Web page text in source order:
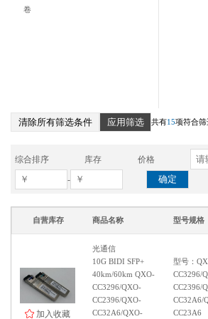
卷
清除所有筛选条件 应用筛选 共有15项符合
综合排序 库存 价格
- 确定
自营库存 商品名称 型号规格
加入收藏
光通信
10G BIDI SFP+
40km/60km QXO-
CC3296/QXO-
CC2396/QXO-
CC32A6/QXO-
型号：
CC3296/
CC2396/
CC32A6/
CC23A6